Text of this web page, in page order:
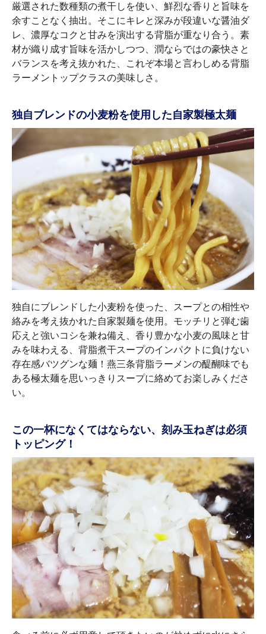
厳選された数種類の煮干しを使い、鮮烈な香りと旨味を
余すことなく抽出。そこにキレと深みが段違いな醤油ダ
レ、濃厚なコクと甘みを演出する背脂が重なり合う。素
材が織り成す旨味を活かしつつ、潤ならではの豪快さと
バランスを考え抜かれた、これぞ本場と言わしめる背脂
ラーメントップクラスの美味しさ。
独自ブレンドの小麦粉を使用した自家製極太麺
独自にブレンドした小麦粉を使った、スープとの相性や
絡みを考え抜かれた自家製麺を使用。モッチリと弾む歯
応えと強いコシを兼ね備え、香り豊かな小麦の風味と甘
みを味わえる、背脂煮干スープのインパクトに負けない
存在感バツグンな麺！燕三条背脂ラーメンの醍醐味でも
ある極太麺を思いっきりスープに絡めてお楽しみくださ
い。
この一杯になくてはならない、刻み玉ねぎは必須
トッピング！